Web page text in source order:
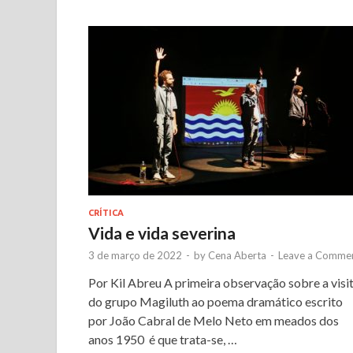
CRÍTICA
Vida e vida severina
3 de março de 2022 - by Cena Aberta - Leave a
Por Kil Abreu A primeira observação sobre a
do grupo Magiluth ao poema dramático escrito
por João Cabral de Melo Neto em meados dos
anos 1950 é que trata-se, …